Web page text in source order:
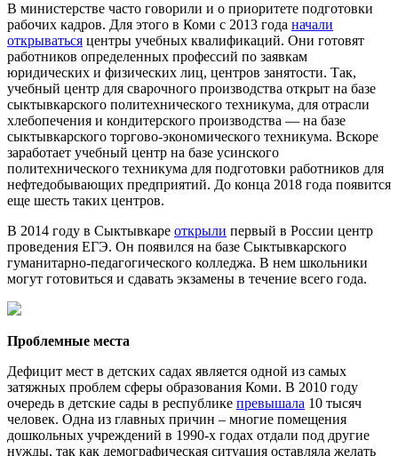
В министерстве часто говорили и о приоритете подготовки
рабочих кадров. Для этого в Коми с 2013 года начали
открываться центры учебных квалификаций. Они готовят
работников определенных профессий по заявкам
юридических и физических лиц, центров занятости. Так,
учебный центр для сварочного производства открыт на базе
сыктывкарского политехнического техникума, для отрасли
хлебопечения и кондитерского производства — на базе
сыктывкарского торгово-экономического техникума. Вскоре
заработает учебный центр на базе усинского
политехнического техникума для подготовки работников для
нефтедобывающих предприятий. До конца 2018 года появится
еще шесть таких центров.
В 2014 году в Сыктывкаре открыли первый в России центр
проведения ЕГЭ. Он появился на базе Сыктывкарского
гуманитарно-педагогического колледжа. В нем школьники
могут готовиться и сдавать экзамены в течение всего года.
Проблемные места
Дефицит мест в детских садах является одной из самых
затяжных проблем сферы образования Коми. В 2010 году
очередь в детские сады в республике превышала 10 тысяч
человек. Одна из главных причин – многие помещения
дошкольных учреждений в 1990-х годах отдали под другие
нужды, так как демографическая ситуация оставляла желать